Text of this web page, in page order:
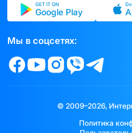
GET IT ON
Google Play
Мы в соцсетях:
© 2009–2026,
Политика